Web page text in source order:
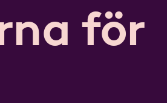
för